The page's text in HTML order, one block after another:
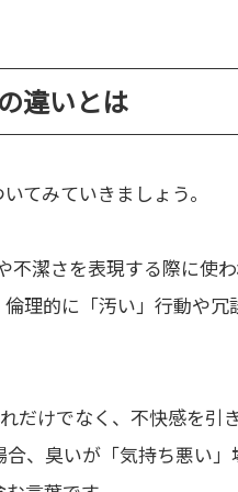
違いとは
てみていきましょう。
不潔さを表現する際に使
理的に「汚い」行動や
だけでなく、不快感を引
、臭いが「気持ち悪い